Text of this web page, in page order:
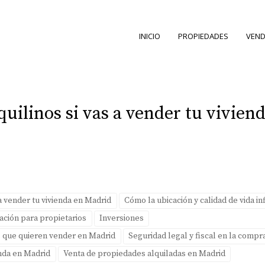
INICIO PROPIEDADES
si vas a vender tu
tu vivienda en Madrid
Cómo la ubicación y calidad de vida
para propietarios
Inversiones
quieren vender en Madrid
Seguridad legal y fiscal en la
en Madrid
Venta de propiedades alquiladas en Madrid